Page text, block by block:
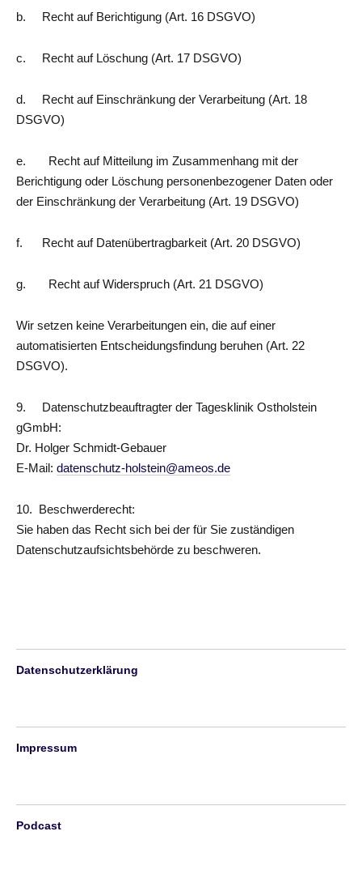
b. Recht auf Berichtigung (Art. 16 DSGVO)
c. Recht auf Löschung (Art. 17 DSGVO)
d. Recht auf Einschränkung der Verarbeitung (Art. 18
DSGVO)
e. Recht auf Mitteilung im Zusammenhang mit der
Berichtigung oder Löschung personenbezogener Daten oder
der Einschränkung der Verarbeitung (Art. 19 DSGVO)
f. Recht auf Datenübertragbarkeit (Art. 20 DSGVO)
g. Recht auf Widerspruch (Art. 21 DSGVO)
Wir setzen keine Verarbeitungen ein, die auf einer
automatisierten Entscheidungsfindung beruhen (Art. 22
DSGVO).
9. Datenschutzbeauftragter der Tagesklinik Ostholstein
gGmbH:
Dr. Holger Schmidt-Gebauer
E-Mail: datenschutz-holstein@ameos.de
10. Beschwerderecht:
Sie haben das Recht sich bei der für Sie zuständigen
Datenschutzaufsichtsbehörde zu beschweren.
Datenschutzerklärung
Impressum
Podcast